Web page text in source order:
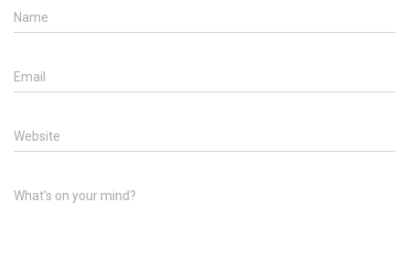
Name
Email
Website
What's on your mind?